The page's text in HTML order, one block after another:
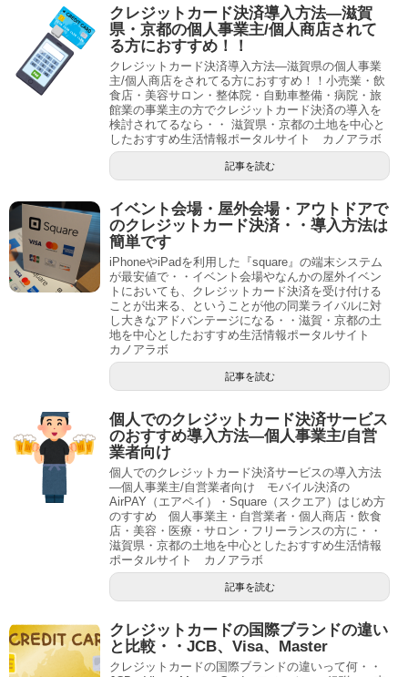
クレジットカード決済導入方法―滋賀
県・京都の個人事業主/個人商店されて
る方におすすめ！！
クレジットカード決済導入方法―滋賀県の個人事業
主/個人商店をされてる方におすすめ！！小売業・飲
食店・美容サロン・整体院・自動車整備・病院・旅
館業の事業主の方でクレジットカード決済の導入を
検討されてるなら・・ 滋賀県・京都の土地を中心と
したおすすめ生活情報ポータルサイト カノアラボ
記事を読む
イベント会場・屋外会場・アウトドアで
のクレジットカード決済・・導入方法は
簡単です
iPhoneやiPadを利用した『square』の端末システム
が最安値で・・イベント会場やなんかの屋外イベン
トにおいても、クレジットカード決済を受け付ける
ことが出来る、ということが他の同業ライバルに対
し大きなアドバンテージになる・・滋賀・京都の土
地を中心としたおすすめ生活情報ポータルサイト
カノアラボ
記事を読む
個人でのクレジットカード決済サービス
のおすすめ導入方法―個人事業主/自営
業者向け
個人でのクレジットカード決済サービスの導入方法
―個人事業主/自営業者向け モバイル決済の
AirPAY（エアペイ）・Square（スクエア）はじめ方
のすすめ 個人事業主・自営業者・個人商店・飲食
店・美容・医療・サロン・フリーランスの方に・・
滋賀県・京都の土地を中心としたおすすめ生活情報
ポータルサイト カノアラボ
記事を読む
クレジットカードの国際ブランドの違い
と比較・・JCB、Visa、Master
クレジットカードの国際ブランドの違いって何・・